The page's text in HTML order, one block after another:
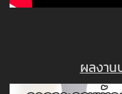
ผลงาน